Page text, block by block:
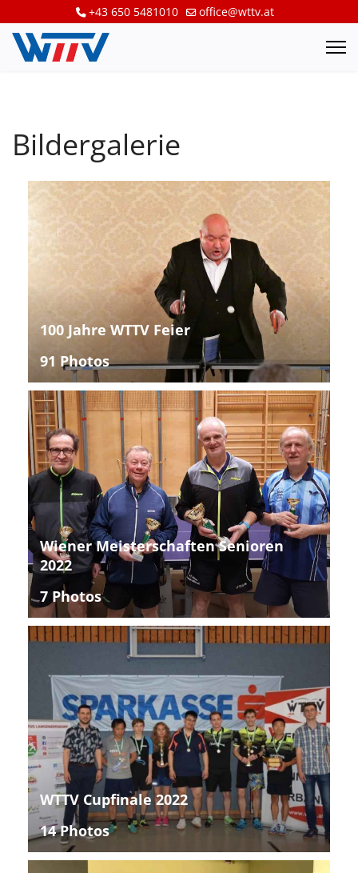
+43 650 5481010 office@wttv.at
Bildergalerie
100 Jahre WTTV Feier
91 Photos
Wiener Meisterschaften Senioren
2022
7 Photos
WTTV Cupfinale 2022
14 Photos